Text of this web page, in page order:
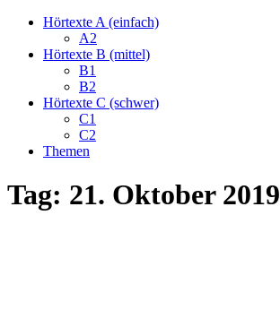
Hörtexte A (einfach)
A2
Hörtexte B (mittel)
B1
B2
Hörtexte C (schwer)
C1
C2
Themen
Tag: 21. Oktober 2019